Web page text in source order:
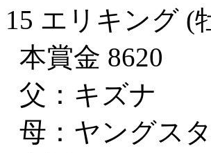
15 エリキング (
本賞金 8620
父：キズナ
母：ヤングス